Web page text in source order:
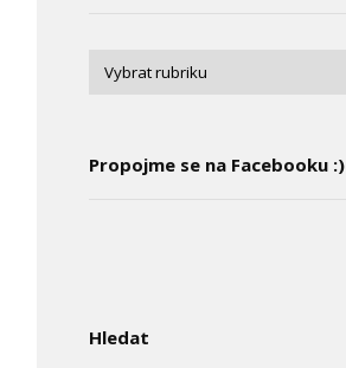
Propojme se na Facebooku :)
Hledat